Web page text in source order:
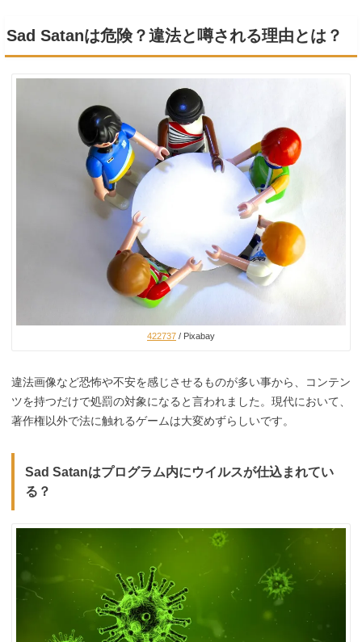
Sad Satanは危険？違法と噂される理由とは？
422737 / Pixabay
違法画像など恐怖や不安を感じさせるものが多い事から、コンテン
ツを持つだけで処罰の対象になると言われました。現代において、
著作権以外で法に触れるゲームは大変めずらしいです。
Sad Satanはプログラム内にウイルスが仕込まれてい
る？